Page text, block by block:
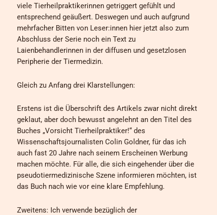
viele Tierheilpraktikerinnen getriggert gefühlt und
entsprechend geäußert. Deswegen und auch aufgrund
mehrfacher Bitten von Leser:innen hier jetzt also zum
Abschluss der Serie noch ein Text zu
Laienbehandlerinnen in der diffusen und gesetzlosen
Peripherie der Tiermedizin.
Gleich zu Anfang drei Klarstellungen:
Erstens ist die Überschrift des Artikels zwar nicht direkt
geklaut, aber doch bewusst angelehnt an den Titel des
Buches „Vorsicht Tierheilpraktiker!“ des
Wissenschaftsjournalisten Colin Goldner, für das ich
auch fast 20 Jahre nach seinem Erscheinen Werbung
machen möchte. Für alle, die sich eingehender über die
pseudotiermedizinische Szene informieren möchten, ist
das Buch nach wie vor eine klare Empfehlung.
Zweitens: Ich verwende bezüglich der